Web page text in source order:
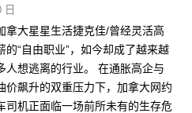
日
拿大星星生活捷克佳/曾经灵活高
的“自由职业”，如今却成了越来越
人想逃离的行业。 在通胀高企与
价飙升的双重压力下，加拿大网约
司机正面临一场前所未有的生存危